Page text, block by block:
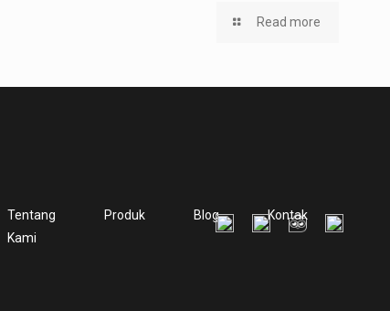
Read more
Tentang
Kami
Produk Blog Kontak